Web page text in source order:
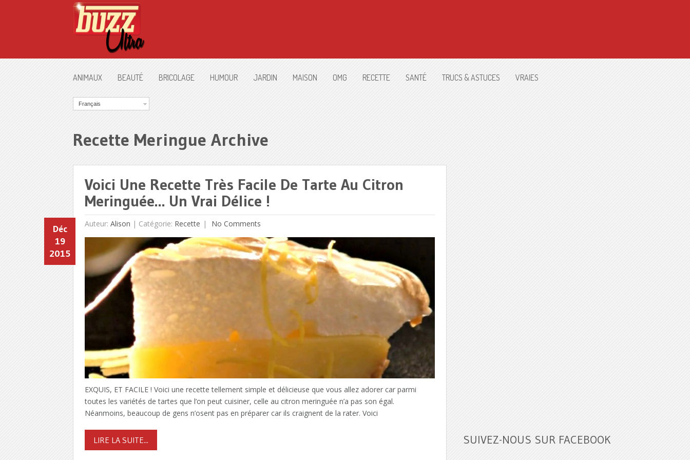
ANIMAUX BEAUTÉ BRICOLAGE HUMOUR JARDIN MAISON OMG RECETTE SANTÉ TRUCS & ASTUCES VRAIES
Français
Recette Meringue Archive
Voici Une Recette Très Facile De Tarte Au Citron
Meringuée… Un Vrai Délice !
Auteur: Alison |
Déc
19
2015
Catégorie: Recette No Comments
EXQUIS, ET FACILE ! Voici une recette tellement simple et délicieuse que vous allez adorer car parmi
toutes les variétés de tartes que l’on peut cuisiner, celle au citron meringuée n’a pas son égal.
Néanmoins, beaucoup de gens n’osent pas en préparer car ils craignent de la rater. Voici
LIRE LA SUITE... SUIVEZ-NOUS SUR FACEBOOK